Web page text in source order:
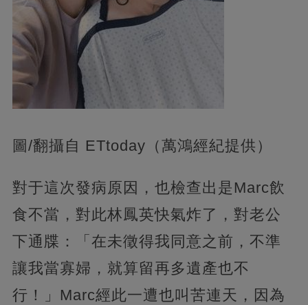
圖/翻攝自 ETtoday（萬鴻經紀提供）
對于這次發病原因，也檢查出是Marc飲
食不當，對此林鳳英快氣炸了，對老公
下通牒：「在未徵得我同意之前，不準
讓我當寡婦，就算留再多遺產也不
行！」Marc經此一遭也叫苦連天，因為